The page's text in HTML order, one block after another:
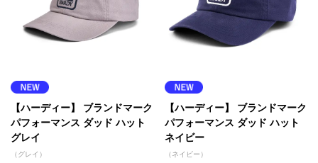
【ハーディー】 ブランドマーク
パフォーマンス ダッド ハット
グレイ
（グレイ）
【ハーディー】 ブランドマーク
パフォーマンス ダッド ハット
ネイビー
（ネイビー）